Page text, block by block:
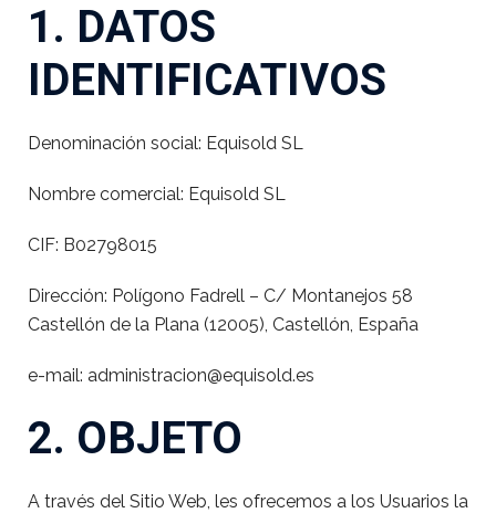
1. DATOS
IDENTIFICATIVOS
Denominación social: Equisold SL
Nombre comercial: Equisold SL
CIF: B02798015
Dirección: Polígono Fadrell – C/ Montanejos 58
Castellón de la Plana (12005), Castellón, España
e-mail: administracion@equisold.es
2. OBJETO
A través del Sitio Web, les ofrecemos a los Usuarios la